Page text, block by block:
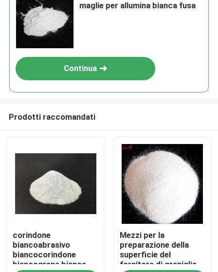
Casa
Prodotti
Chi siamo
maglie per allumina bianca fusa
Continua
Prodotti raccomandati
corindone
biancoabrasivo
biancocorindone
biancograna bianca
Mezzi per la
preparazione della
superficie del
fornitore di graniglia